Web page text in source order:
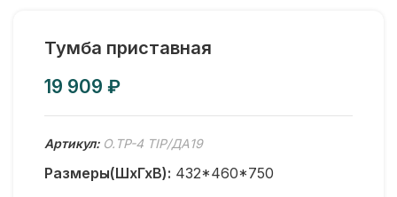
Тумба приставная
₽
Артикул: O.TP-4 TIP/ДА19
Размеры(ШхГхВ): 432*460*750